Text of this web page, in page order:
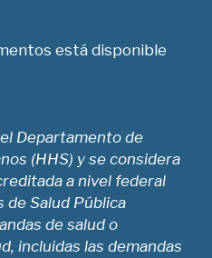
está disponible
Departamento de
(HHS) y se considera
a nivel federal
de Salud Pública
de salud o
incluidas las demandas